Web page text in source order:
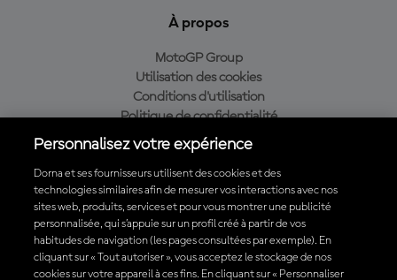
À propos
MotoGP Group
Utilisation des cookies
Conditions d'utilisation
Politique de confidentialité
Politique d’achat
Télécharger l'appli officielle du MotoGP™
Personnalisez votre expérience
Dorna et ses fournisseurs utilisent des cookies et des
technologies similaires afin de mesurer vos interactions avec nos
sites web, produits, services et pour vous montrer une publicité
personnalisée, qui s’appuie sur un profil créé à partir de vos
habitudes de navigation (les pages consultées par exemple). En
cliquant sur « Tout autoriser », vous acceptez le stockage de nos
cookies sur votre appareil à ces fins. En cliquant sur « Personnaliser